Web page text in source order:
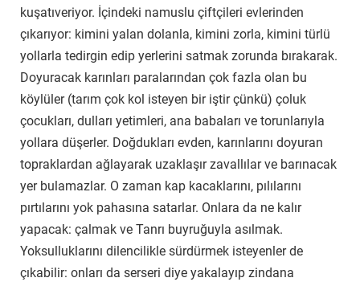
kuşatıveriyor. İçindeki namuslu çiftçileri evlerinden
çıkarıyor: kimini yalan dolanla, kimini zorla, kimini türlü
yollarla tedirgin edip yerlerini satmak zorunda bırakarak.
Doyuracak karınları paralarından çok fazla olan bu
köylüler (tarım çok kol isteyen bir iştir çünkü) çoluk
çocukları, dulları yetimleri, ana babaları ve torunlarıyla
yollara düşerler. Doğdukları evden, karınlarını doyuran
topraklardan ağlayarak uzaklaşır zavallılar ve barınacak
yer bulamazlar. O zaman kap kacaklarını, pılılarını
pırtılarını yok pahasına satarlar. Onlara da ne kalır
yapacak: çalmak ve Tanrı buyruğuyla asılmak.
Yoksulluklarını dilencilikle sürdürmek isteyenler de
çıkabilir: onları da serseri diye yakalayıp zindana